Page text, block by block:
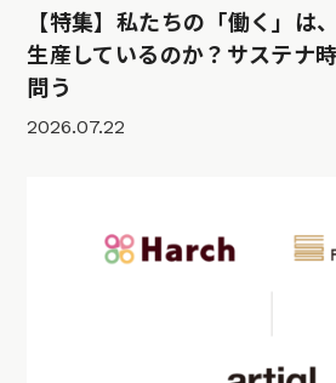
【特集】私たちの「働く」は
生産しているのか？サステナ
問う
2026.07.22